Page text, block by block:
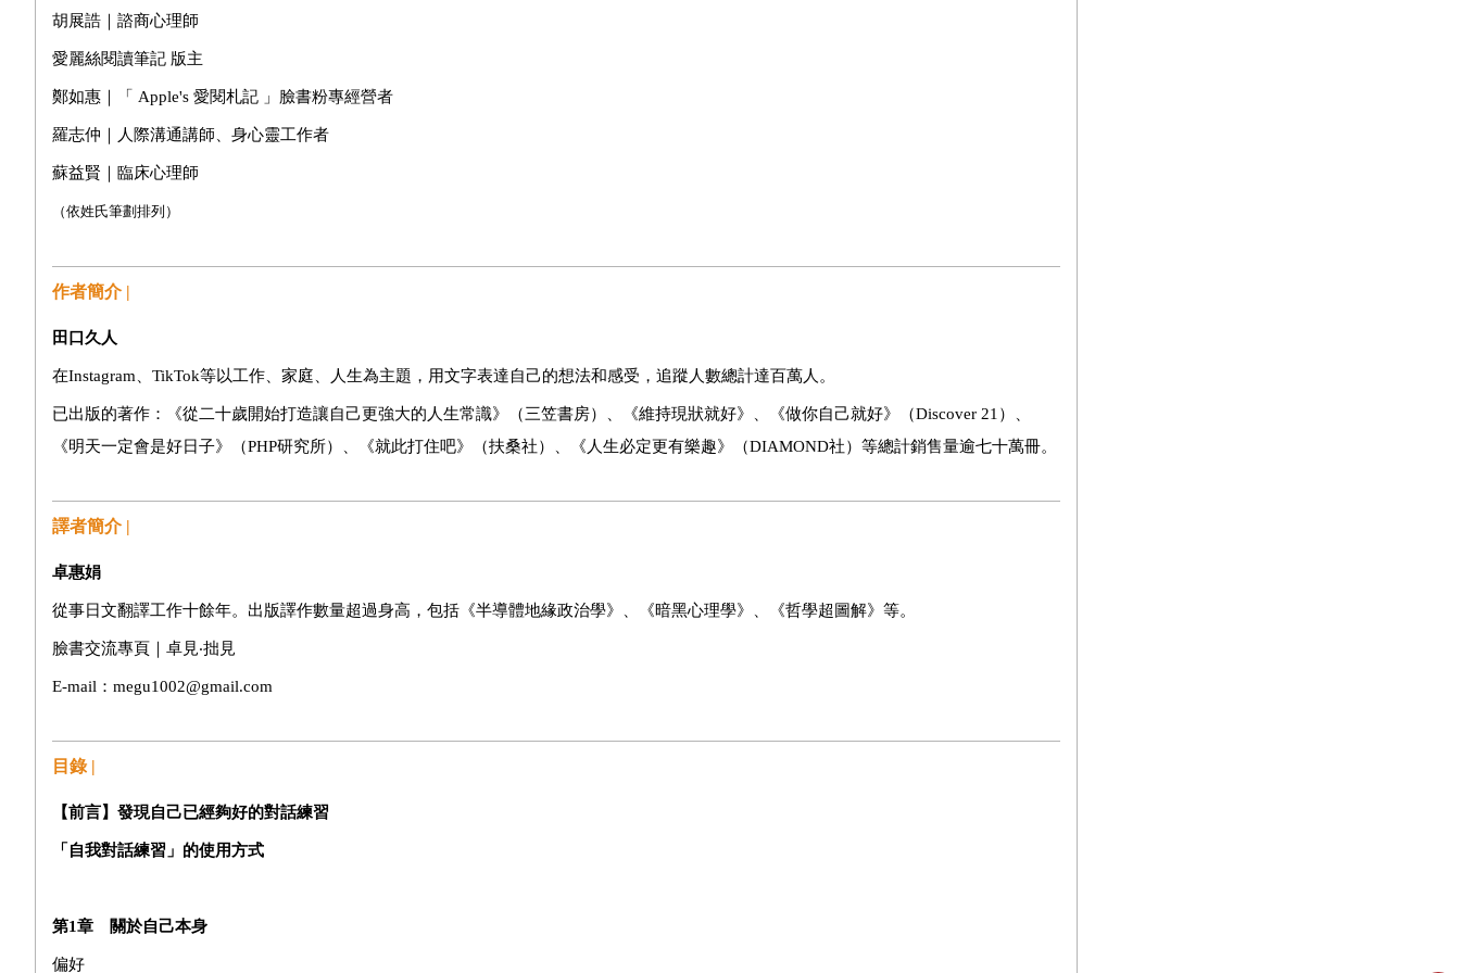
胡展誥｜諮商心理師
愛麗絲閱讀筆記 版主
鄭如惠｜「 Apple's 愛閱札記 」臉書粉專經營者
羅志仲｜人際溝通講師、身心靈工作者
蘇益賢｜臨床心理師
（依姓氏筆劃排列）
作者簡介 |
田口久人
在Instagram、TikTok等以工作、家庭、人生為主題，用文字表達自己的想法和感受，追蹤人數總計達百萬人。
已出版的著作：《從二十歲開始打造讓自己更強大的人生常識》（三笠書房）、《維持現狀就好》、《做你自己就好》（Discover 21）、
《明天一定會是好日子》（PHP研究所）、《就此打住吧》（扶桑社）、《人生必定更有樂趣》（DIAMOND社）等總計銷售量逾七十萬冊。
譯者簡介 |
卓惠娟
從事日文翻譯工作十餘年。出版譯作數量超過身高，包括《半導體地緣政治學》、《暗黑心理學》、《哲學超圖解》等。
臉書交流專頁｜卓見‧拙見
E-mail ：megu1002@gmail.com
目錄 |
【前言】發現自己已經夠好的對話練習
「自我對話練習」的使用方式
第1章 關於自己本身
偏好